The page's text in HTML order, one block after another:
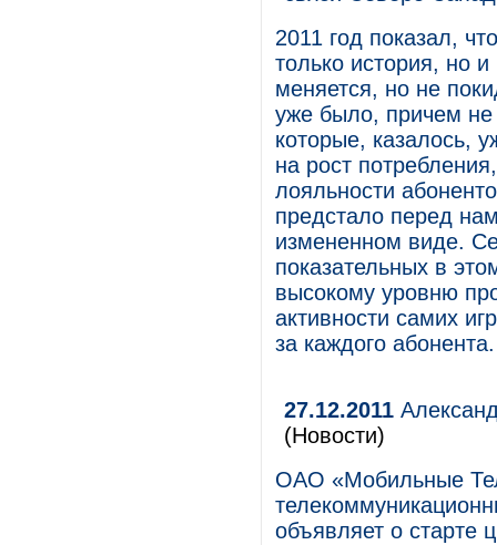
2011 год показал,
только история, но
меняется, но не
уже было, причем
которые, казалось,
на рост
лояльности
предстало перед
измененном виде.
показательных в
высокому уровню
активности самих
за каждого абонента.
27.12.2011
(Новости)
ОАО «Мобильные
объявляет о старте